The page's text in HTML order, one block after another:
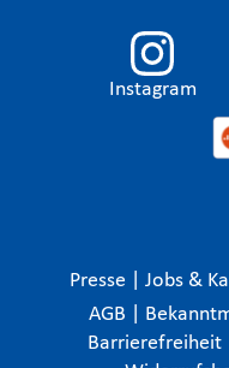
Instagram
Presse Jobs &
AGB
Barrierefreiheit